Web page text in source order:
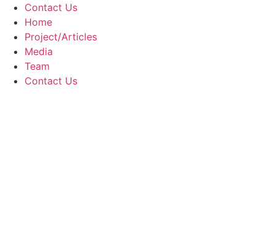
Contact Us
Home
Project/Articles
Media
Team
Contact Us